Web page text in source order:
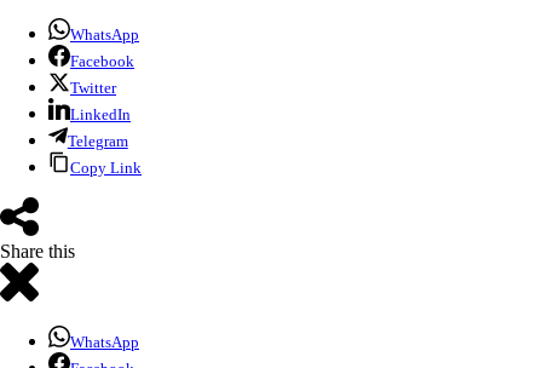
WhatsApp
Facebook
Twitter
LinkedIn
Telegram
Copy Link
Share this
WhatsApp